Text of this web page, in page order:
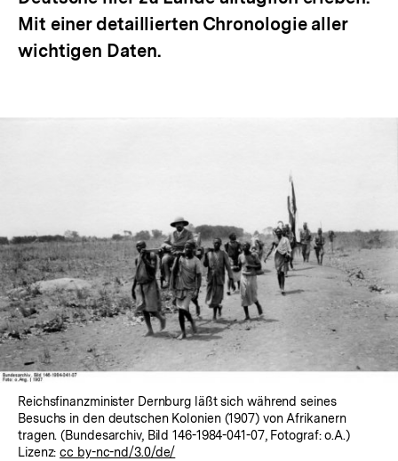
Mit einer detaillierten Chronologie aller
wichtigen Daten.
Reichsfinanzminister Dernburg läßt sich während seines
Besuchs in den deutschen Kolonien (1907) von Afrikanern
tragen. (Bundesarchiv, Bild 146-1984-041-07, Fotograf: o.A.)
Lizenz:cc by-nc-nd/3.0/de/